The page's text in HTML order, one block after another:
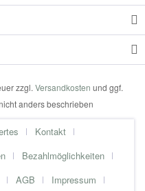
zzgl. Versandkosten und ggf.
anders beschrieben
Kontakt
Bezahlmöglichkeiten
AGB
Impressum